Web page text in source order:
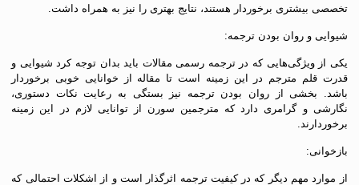
تخصصی بیشتری برخوردار هستند، نتایج بهتری را نیز به همراه داشت.
شیوایی و روان بودن ترجمه:
یکی از ویژگی‌هایی که در ترجمه رسمی مقالات باید بدان توجه کرد شیوایی و
قدرت قلم مترجم در این زمینه است تا مقاله از خوانایی خوبی برخوردار
باشد. بخشی از روان بودن ترجمه نیز بستگی به رعایت نکات دستوری،
نگارشی و گرامری دارد که مترجمین سورن از توانایی لازم در این زمینه
برخوردارند.
بازخوانی:
از موارد مهم دیگر که در کیفیت ترجمه اثرگذار است و از اشکلات احتمالی که